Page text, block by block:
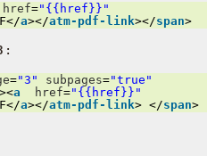
href="{{href}}"
a></atm-pdf-link></span>
:
="3" subpages="true"
><a href="{{href}}"
a></atm-pdf-link> </span>